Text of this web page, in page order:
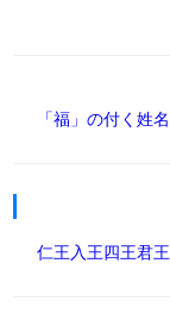
「福」の付く姓名
仁王入王四王君王